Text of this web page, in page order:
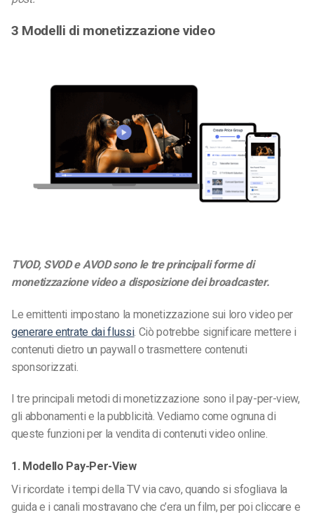
3 Modelli di monetizzazione video
TVOD, SVOD e AVOD sono le tre principali forme di
monetizzazione video a disposizione dei broadcaster.
Le emittenti impostano la monetizzazione sui loro video per
generare entrate dai flussi. Ciò potrebbe significare mettere i
contenuti dietro un paywall o trasmettere contenuti
sponsorizzati.
I tre principali metodi di monetizzazione sono il pay-per-view,
gli abbonamenti e la pubblicità. Vediamo come ognuna di
queste funzioni per la vendita di contenuti video online.
1. Modello Pay-Per-View
Vi ricordate i tempi della TV via cavo, quando si sfogliava la
guida e i canali mostravano che c’era un film, per poi cliccare e